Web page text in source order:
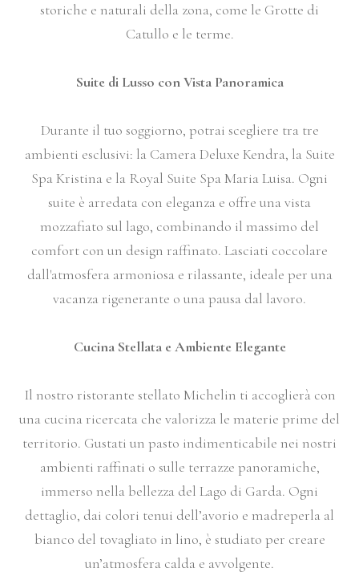
storiche e naturali della zona, come le Grotte di
Catullo e le terme.
Suite di Lusso con Vista Panoramica
Durante il tuo soggiorno, potrai scegliere tra tre
ambienti esclusivi: la Camera Deluxe Kendra, la Suite
Spa Kristina e la Royal Suite Spa Maria Luisa. Ogni
suite è arredata con eleganza e offre una vista
mozzafiato sul lago, combinando il massimo del
comfort con un design raffinato. Lasciati coccolare
dall'atmosfera armoniosa e rilassante, ideale per una
vacanza rigenerante o una pausa dal lavoro.
Cucina Stellata e Ambiente Elegante
Il nostro ristorante stellato Michelin ti accoglierà con
una cucina ricercata che valorizza le materie prime del
territorio. Gustati un pasto indimenticabile nei nostri
ambienti raffinati o sulle terrazze panoramiche,
immerso nella bellezza del Lago di Garda. Ogni
dettaglio, dai colori tenui dell’avorio e madreperla al
bianco del tovagliato in lino, è studiato per creare
un’atmosfera calda e avvolgente.